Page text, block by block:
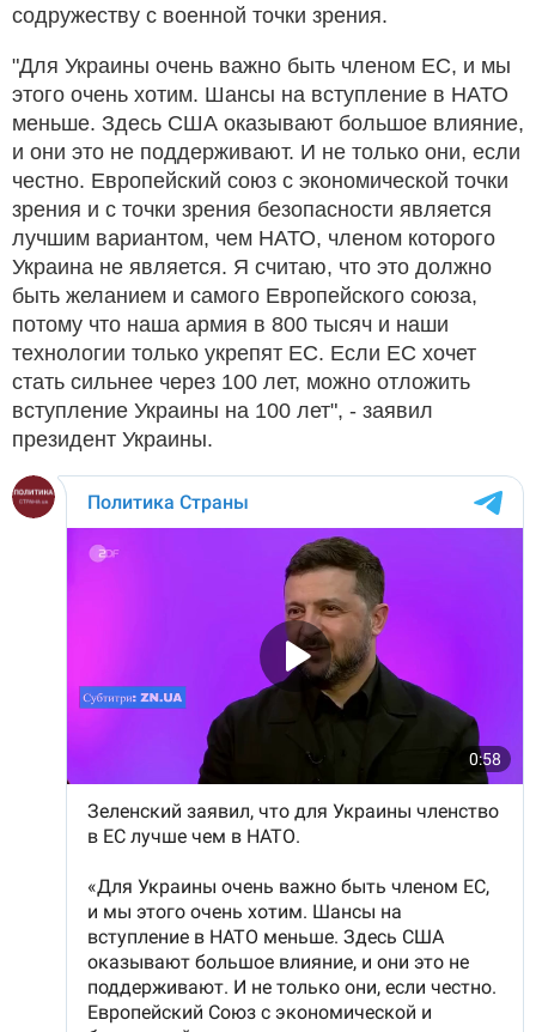
содружеству с военной точки зрения.
"Для Украины очень важно быть членом ЕС, и мы
этого очень хотим. Шансы на вступление в НАТО
меньше. Здесь США оказывают большое влияние,
и они это не поддерживают. И не только они, если
честно. Европейский союз с экономической точки
зрения и с точки зрения безопасности является
лучшим вариантом, чем НАТО, членом которого
Украина не является. Я считаю, что это должно
быть желанием и самого Европейского союза,
потому что наша армия в 800 тысяч и наши
технологии только укрепят ЕС. Если ЕС хочет
стать сильнее через 100 лет, можно отложить
вступление Украины на 100 лет", - заявил
президент Украины.